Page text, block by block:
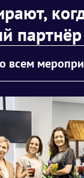
партнёр
всем